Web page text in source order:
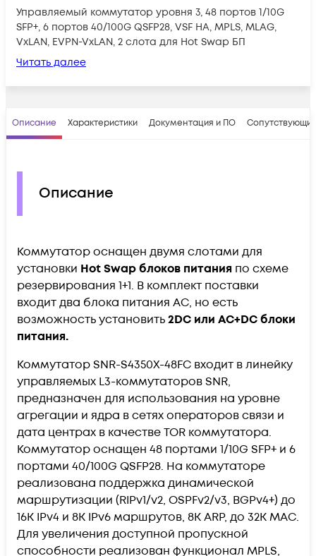
Управляемый коммутатор уровня 3, 48 портов 1/10G
SFP+, 6 портов 40/100G QSFP28, VSF HA, MPLS, MLAG,
VxLAN, EVPN-VxLAN, 2 слота для Hot Swap БП
Читать далее
Описание Характеристики Документация и ПО
Описание
Коммутатор оснащен двумя слотами для
установки Hot Swap блоков питания по схеме
резервирования 1+1. В комплект поставки
входит два блока питания AC, но есть
возможность установить2DC или AC+DC блоки
питания.
Коммутатор SNR-S4350X-48FC входит в линейку
управляемых L3-коммутаторов SNR,
предназначен для использования на уровне
агрегации и ядра в сетях операторов связи и
дата центрах в качестве TOR коммутатора.
Коммутатор оснащен 48 портами 1/10G SFP+ и 6
портами 40/100G QSFP28. На коммутаторе
реализована поддержка динамической
маршрутизации (RIPv1/v2, OSPFv2/v3, BGPv4+) до
16K IPv4 и 8K IPv6 маршрутов, 8K ARP, до 32K MAC.
Для увеличения доступной пропускной
способности реализован функционал MPLS,